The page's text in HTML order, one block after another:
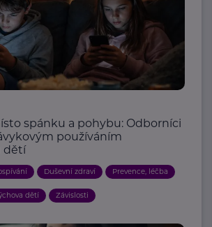
spánku a pohybu: Odborníci
používáním
dětí
Duševní zdraví Prevence, léčba
dětí Závislosti